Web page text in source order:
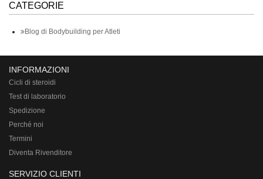
CATEGORIE
Blog di Bodybuilding per Atleti
INFORMAZIONI
Cicli di steroidi
Test di laboratorio
Spedizione
Perché noi
Termini
Diventa Rivenditore
SERVIZIO CLIENTI